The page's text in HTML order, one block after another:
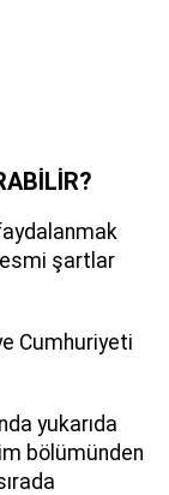
şartlar
Cumhuriyeti
yukarıda
bölümünden